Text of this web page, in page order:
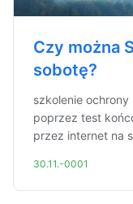
Czy można
sobotę?
szkolenie
poprzez test
przez internet na
30.11.-0001